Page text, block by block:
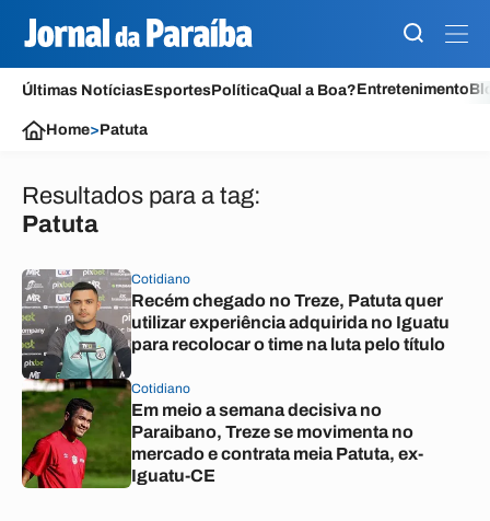
Últimas NotíciasEsportesPolíticaQual a Boa?Entretenimento
Home>Patuta
Resultados para a tag:
Patuta
Cotidiano
Recém chegado no Treze, Patuta quer
utilizar experiência adquirida no Iguatu
para recolocar o time na luta pelo título
Cotidiano
Em meio a semana decisiva no
Paraibano, Treze se movimenta no
mercado e contrata meia Patuta, ex-
Iguatu-CE